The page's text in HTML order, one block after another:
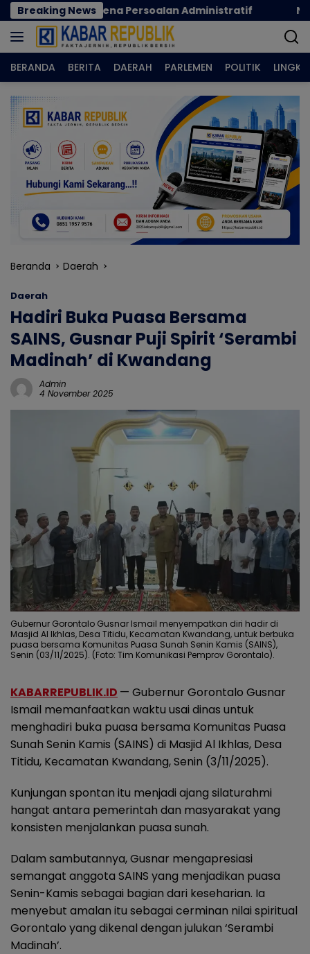
Langsung
ke
konten
Breaking News
Karena Persoalan Administratif Norman
BERANDA BERITA DAERAH PARLEMEN POLITIK
Beranda Daerah
Daerah
Hadiri Buka Puasa Bersama
SAINS, Gusnar Puji Spirit ‘Serambi
Madinah’ di Kwandang
Admin
4 November 2025
Gubernur Gorontalo Gusnar Ismail menyempatkan diri hadir di
Masjid Al Ikhlas, Desa Titidu, Kecamatan Kwandang, untuk berbuka
puasa bersama Komunitas Puasa Sunah Senin Kamis (SAINS),
Senin (03/11/2025). (Foto: Tim Komunikasi Pemprov Gorontalo).
KABARREPUBLIK.ID — Gubernur Gorontalo Gusnar
Ismail memanfaatkan waktu usai dinas untuk
menghadiri buka puasa bersama Komunitas Puasa
Sunah Senin Kamis (SAINS) di Masjid Al Ikhlas, Desa
Titidu, Kecamatan Kwandang, Senin (3/11/2025).
Kunjungan spontan itu menjadi ajang silaturahmi
hangat antara pemerintah dan masyarakat yang
konsisten menjalankan puasa sunah.
Dalam sambutannya, Gusnar mengapresiasi
semangat anggota SAINS yang menjadikan puasa
Senin-Kamis sebagai bagian dari keseharian. Ia
menyebut amalan itu sebagai cerminan nilai spiritual
Gorontalo yang dikenal dengan julukan ‘Serambi
Madinah’.